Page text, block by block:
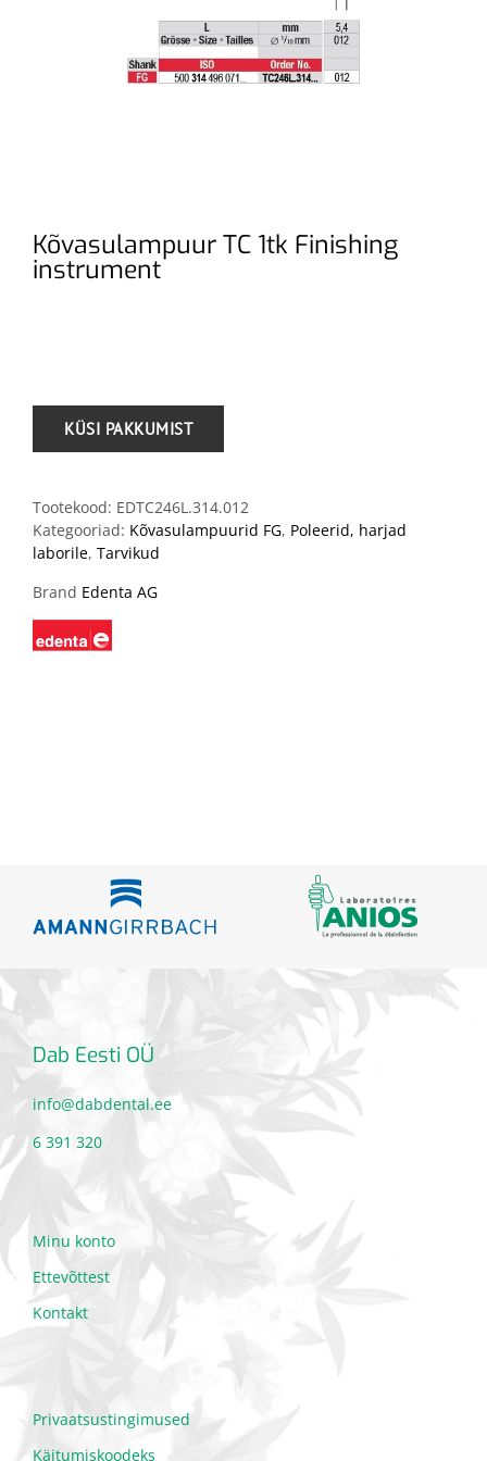
Kõvasulampuur TC 1tk Finishing
instrument
Tootekood: EDTC246L.314.012
Kategooriad: Kõvasulampuurid FG, Poleerid, harjad
laborile, Tarvikud
Brand Edenta AG
Dab Eesti OÜ
info@dabdental.ee
6 391 320
Minu konto
Ettevõttest
Kontakt
Privaatsustingimused
Käitumiskoodeks